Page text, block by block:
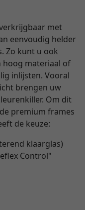
met
eenvoudig helder
Zo kunt u ook
materiaal of
inlijsten. Vooral
brengen uw
Om dit
premium frames
de keuze:
klaarglas)
Control"